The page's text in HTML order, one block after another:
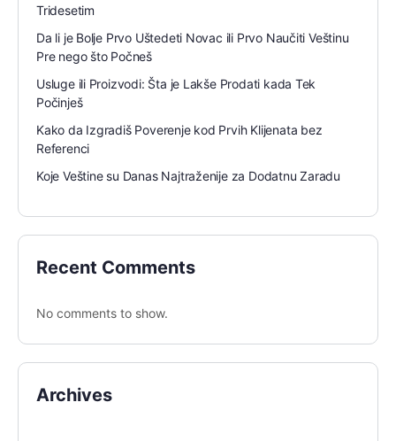
Tridesetim
Da li je Bolje Prvo Uštedeti Novac ili Prvo Naučiti Veštinu
Pre nego što Počneš
Usluge ili Proizvodi: Šta je Lakše Prodati kada Tek
Počinješ
Kako da Izgradiš Poverenje kod Prvih Klijenata bez
Referenci
Koje Veštine su Danas Najtraženije za Dodatnu Zaradu
Recent Comments
No comments to show.
Archives